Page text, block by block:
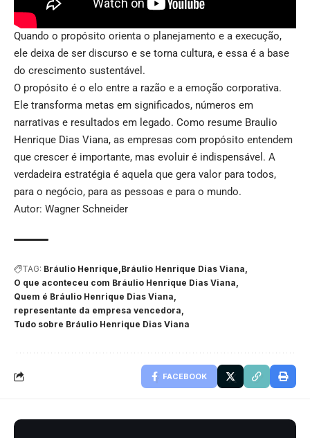
Quando o propósito orienta o planejamento e a execução,
ele deixa de ser discurso e se torna cultura, e essa é a base
do crescimento sustentável.
O propósito é o elo entre a razão e a emoção corporativa.
Ele transforma metas em significados, números em
narrativas e resultados em legado. Como resume Braulio
Henrique Dias Viana, as empresas com propósito entendem
que crescer é importante, mas evoluir é indispensável. A
verdadeira estratégia é aquela que gera valor para todos,
para o negócio, para as pessoas e para o mundo.
Autor: Wagner Schneider
TAG: Bráulio Henrique Bráulio Henrique Dias Viana
O que aconteceu com Bráulio Henrique Dias Viana
Quem é Bráulio Henrique Dias Viana
representante da empresa vencedora
Tudo sobre Bráulio Henrique Dias Viana
FACEBOOK